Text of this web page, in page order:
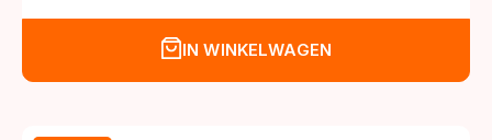
prijs
prijs
IN WINKELWAGEN